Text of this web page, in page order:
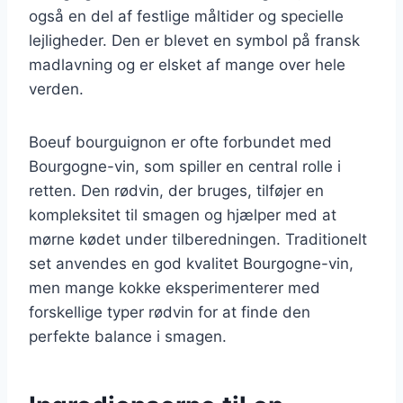
også en del af festlige måltider og specielle
lejligheder. Den er blevet en symbol på fransk
madlavning og er elsket af mange over hele
verden.
Boeuf bourguignon er ofte forbundet med
Bourgogne-vin, som spiller en central rolle i
retten. Den rødvin, der bruges, tilføjer en
kompleksitet til smagen og hjælper med at
mørne kødet under tilberedningen. Traditionelt
set anvendes en god kvalitet Bourgogne-vin,
men mange kokke eksperimenterer med
forskellige typer rødvin for at finde den
perfekte balance i smagen.